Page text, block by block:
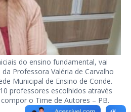
do ensino fundamental, vai
Professora Valéria de Carvalho
Municipal de Ensino de Conde.
professores escolhidos através
o Time de Autores – PB.